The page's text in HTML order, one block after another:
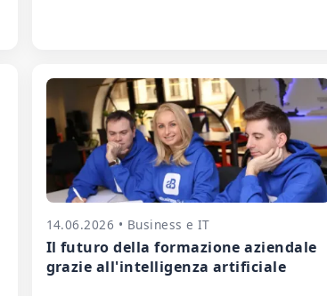
14.06.2026 • Business e IT
Il futuro della formazione aziendale
grazie all'intelligenza artificiale